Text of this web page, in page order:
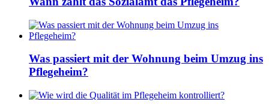
Was passiert mit der Wohnung beim Umzug ins
Pflegeheim?